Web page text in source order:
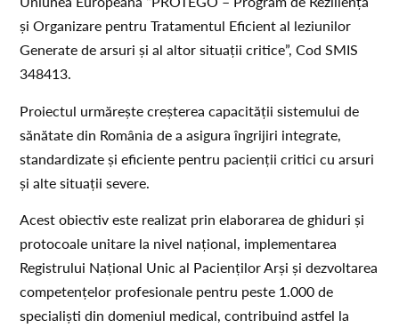
și Organizare pentru Tratamentul Eficient al leziunilor
Generate de arsuri și al altor situații critice”, Cod SMIS
348413.
Proiectul urmărește creșterea capacității sistemului de
sănătate din România de a asigura îngrijiri integrate,
standardizate și eficiente pentru pacienții critici cu arsuri
și alte situații severe.
Acest obiectiv este realizat prin elaborarea de ghiduri și
protocoale unitare la nivel național, implementarea
Registrului Național Unic al Pacienților Arși și dezvoltarea
competențelor profesionale pentru peste 1.000 de
specialiști din domeniul medical, contribuind astfel la